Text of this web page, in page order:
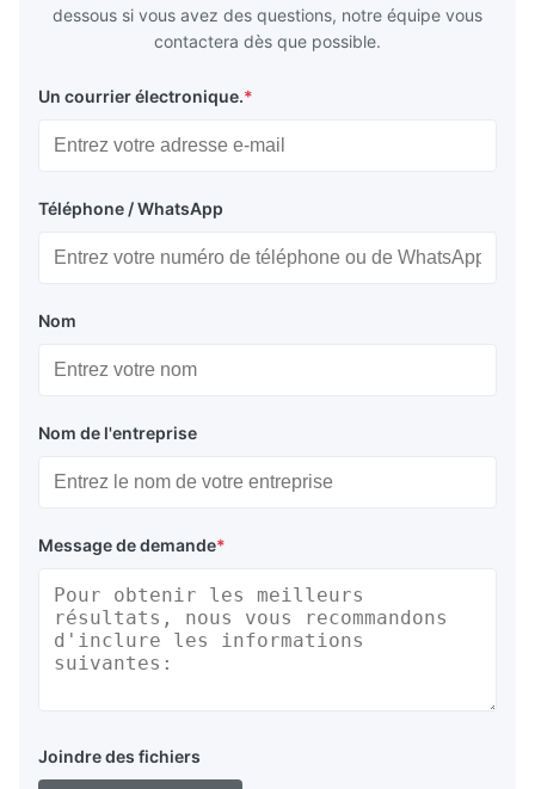
dessous si vous avez des questions, notre équipe vous
contactera dès que possible.
Un courrier électronique.*
Téléphone / WhatsApp
Nom
Nom de l'entreprise
Message de demande*
Joindre des fichiers